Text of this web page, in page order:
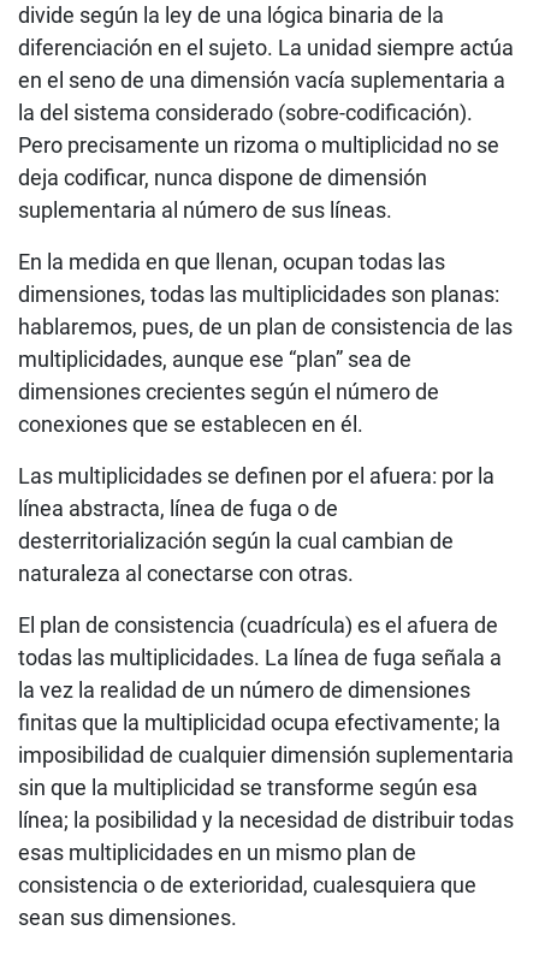
divide según la ley de una lógica binaria de la
diferenciación en el sujeto. La unidad siempre actúa
en el seno de una dimensión vacía suplementaria a
la del sistema considerado (sobre-codificación).
Pero precisamente un rizoma o multiplicidad no se
deja codificar, nunca dispone de dimensión
suplementaria al número de sus líneas.
En la medida en que llenan, ocupan todas las
dimensiones, todas las multiplicidades son planas:
hablaremos, pues, de un plan de consistencia de las
multiplicidades, aunque ese “plan” sea de
dimensiones crecientes según el número de
conexiones que se establecen en él.
Las multiplicidades se definen por el afuera: por la
línea abstracta, línea de fuga o de
desterritorialización según la cual cambian de
naturaleza al conectarse con otras.
El plan de consistencia (cuadrícula) es el afuera de
todas las multiplicidades. La línea de fuga señala a
la vez la realidad de un número de dimensiones
finitas que la multiplicidad ocupa efectivamente; la
imposibilidad de cualquier dimensión suplementaria
sin que la multiplicidad se transforme según esa
línea; la posibilidad y la necesidad de distribuir todas
esas multiplicidades en un mismo plan de
consistencia o de exterioridad, cualesquiera que
sean sus dimensiones.